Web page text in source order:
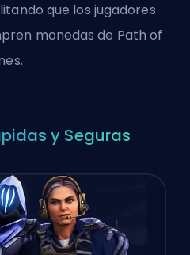
que los jugadores
monedas de Path of
y Seguras